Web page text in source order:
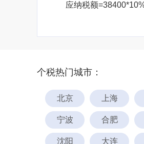
应纳税额
个税热门城市：
北京 上海
宁波 合肥
沈阳 大连